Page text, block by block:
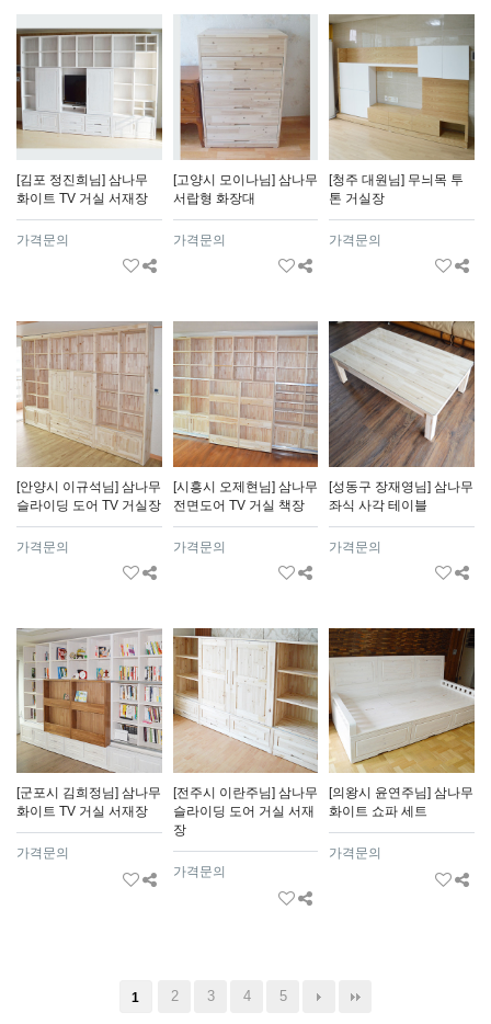
[김포 정진희님] 삼나무
화이트 TV 거실 서재장
가격문의
[고양시 모이나님] 삼나무
서랍형 화장대
가격문의
[청주 대원님] 무늬목 투
톤 거실장
가격문의
[안양시 이규석님] 삼나무
슬라이딩 도어 TV 거실장
가격문의
[시흥시 오제현님] 삼나무
전면도어 TV 거실 책장
가격문의
[성동구 장재영님] 삼나무
좌식 사각 테이블
가격문의
[군포시 김희정님] 삼나무
화이트 TV 거실 서재장
가격문의
[전주시 이란주님] 삼나무
슬라이딩 도어 거실 서재
장
가격문의
[의왕시 윤연주님] 삼나무
화이트 쇼파 세트
가격문의
1 2 3 4 5